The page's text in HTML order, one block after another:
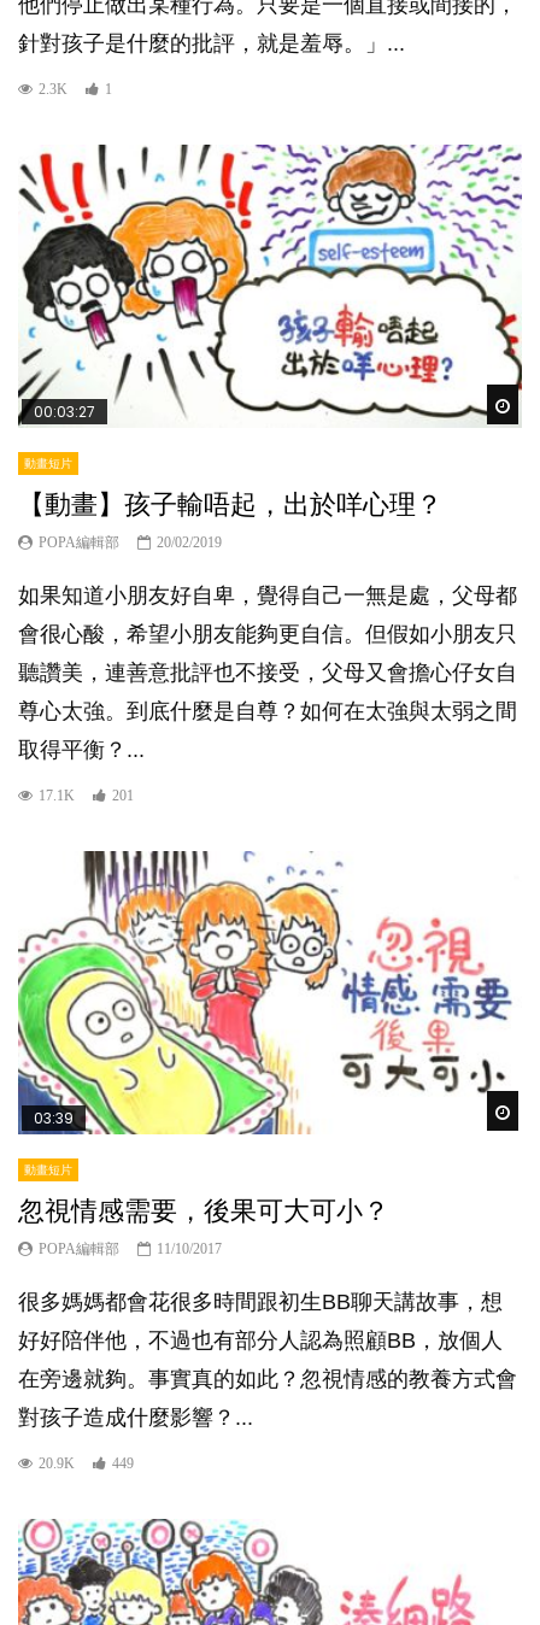
他們停止做出某種行為。只要是一個直接或間接的，
針對孩子是什麼的批評，就是羞辱。」...
2.3K 1
00:03:27
動畫短片
【動畫】孩子輸唔起，出於咩心理？
POPA編輯部 20/02/2019
如果知道小朋友好自卑，覺得自己一無是處，父母都
會很心酸，希望小朋友能夠更自信。但假如小朋友只
聽讚美，連善意批評也不接受，父母又會擔心仔女自
尊心太強。到底什麼是自尊？如何在太強與太弱之間
取得平衡？...
17.1K 201
03:39
動畫短片
忽視情感需要，後果可大可小？
POPA編輯部 11/10/2017
很多媽媽都會花很多時間跟初生BB聊天講故事，想
好好陪伴他，不過也有部分人認為照顧BB，放個人
在旁邊就夠。事實真的如此？忽視情感的教養方式會
對孩子造成什麼影響？...
20.9K 449